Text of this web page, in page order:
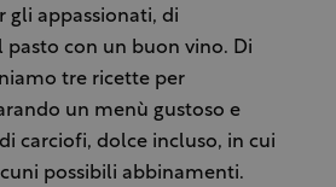
gli appassionati, di
pasto con un buon vino. Di
tre ricette per
un menù gustoso e
carciofi, dolce incluso, in cui
possibili abbinamenti.